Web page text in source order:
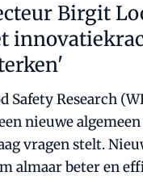
Birgit
Safety Research
nieuwe
vragen stelt.
almaar beter en